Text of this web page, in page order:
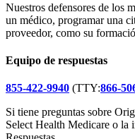
Nuestros defensores de los
un médico, programar una
proveedor, como su
Equipo de respuestas
855-422-9940 (TTY:866-
Si tiene preguntas sobre
Select Health Medicare o la